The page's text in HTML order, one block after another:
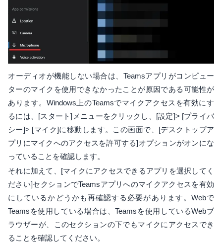
オーディオが機能しない場合は、Teamsアプリがコンピュー
ターのマイクを使用できなかったことが原因である可能性が
あります。Windows上のTeamsでマイクアクセスを有効にす
るには、[スタート]メニューをクリックし、[設定]> [プライバ
シー]> [マイク]に移動します。この画面で、[デスクトップア
プリにマイクへのアクセスを許可する]オプションがオンにな
っていることを確認します。
それに加えて、[マイクにアクセスできるアプリを選択してく
ださい]セクションでTeamsアプリへのマイクアクセスを有効
にしているかどうかも再確認する必要があります。Webで
Teamsを使用している場合は、Teamsを使用しているWebブ
ラウザーが、このセクションの下でもマイクにアクセスでき
ることを確認してください。